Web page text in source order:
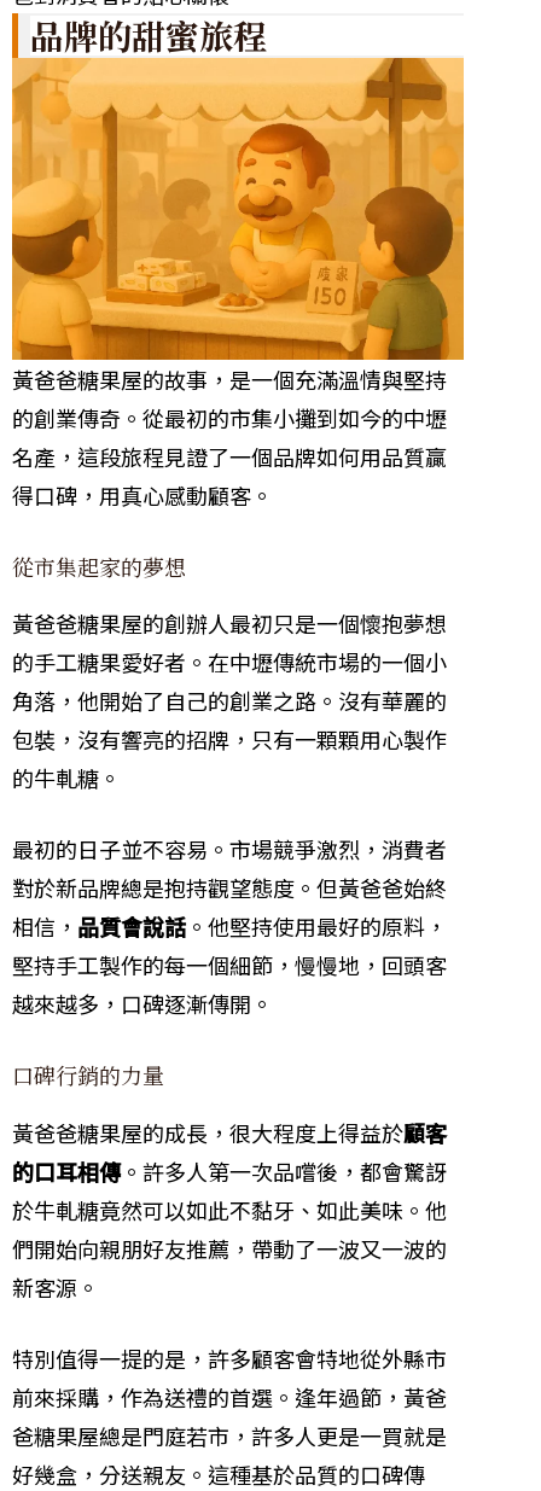
品牌的甜蜜旅程
黃爸爸糖果屋的故事，是一個充滿溫情與堅持
的創業傳奇。從最初的市集小攤到如今的中壢
名產，這段旅程見證了一個品牌如何用品質贏
得口碑，用真心感動顧客。
從市集起家的夢想
黃爸爸糖果屋的創辦人最初只是一個懷抱夢想
的手工糖果愛好者。在中壢傳統市場的一個小
角落，他開始了自己的創業之路。沒有華麗的
包裝，沒有響亮的招牌，只有一顆顆用心製作
的牛軋糖。
最初的日子並不容易。市場競爭激烈，消費者
對於新品牌總是抱持觀望態度。但黃爸爸始終
相信， 品質會說話 。他堅持使用最好的原料，
堅持手工製作的每一個細節，慢慢地，回頭客
越來越多，口碑逐漸傳開。
口碑行銷的力量
黃爸爸糖果屋的成長，很大程度上得益於顧客
的口耳相傳。許多人第一次品嚐後，都會驚訝
於牛軋糖竟然可以如此不黏牙、如此美味。他
們開始向親朋好友推薦，帶動了一波又一波的
新客源。
特別值得一提的是，許多顧客會特地從外縣市
前來採購，作為送禮的首選。逢年過節，黃爸
爸糖果屋總是門庭若市，許多人更是一買就是
好幾盒，分送親友。這種基於品質的口碑傳